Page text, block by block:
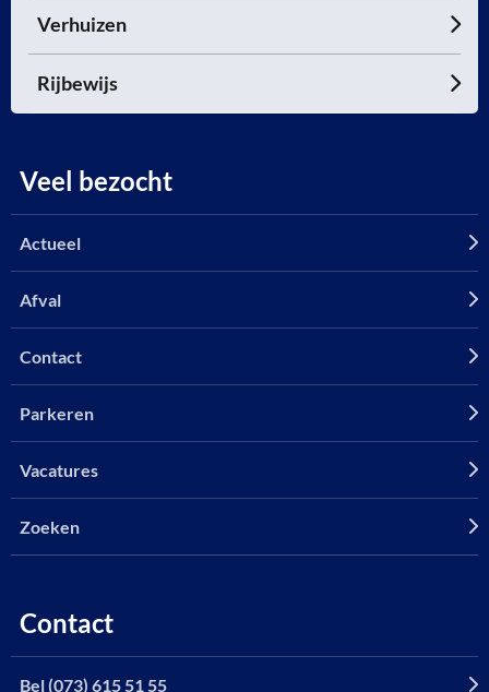
Verhuizen
Rijbewijs
Veel bezocht
Actueel
Afval
Contact
Parkeren
Vacatures
Zoeken
Contact
Bel (073) 615 51 55